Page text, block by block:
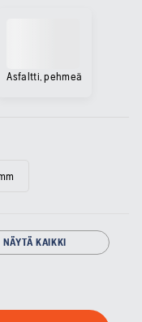
Asfaltti, pehmeä
NÄYTÄ KAIKKI